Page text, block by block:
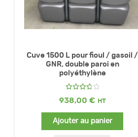
Cuve 1500 L pour fioul / gasoil /
GNR, double paroi en
polyéthylène
3.83
sur 5
938,00 €
Ajouter au panier